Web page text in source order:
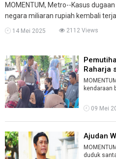
MOMENTUM, Metro--Kasus
negara miliaran rupiah kembali
14 Mei 2025 2112 Views
Raharja
kendaraan
09 Mei
Ajudan
duduk